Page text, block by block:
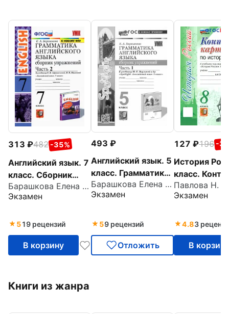
313 482 -35%
Английский язык. 7
класс. Сборник
упражнений к
учебнику О. В.
Михеевой. Часть 2
Барашкова Елена Александровна
Экзамен
519 рецензий
В корзину
493
Английский язык. 5
класс. Грамматика.
Сборник
упражнений к
Ваулиной. Часть 1.
ФГОС
Барашкова Елена Александровна
Экзамен
59 рецензий
Отложить
127 196 -
История
класс.
карты к
под ред. А.
Павлова Н. В.
Экзамен
4.83
В корзину
Книги из жанра